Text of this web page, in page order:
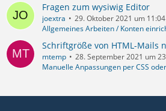
Fragen zum wysiwig Editor
joextra
29. Oktober 2021 um 11:04
Allgemeines Arbeiten / Konten
Schriftgröße von HTML-Mails
mtemp
28. September 2021 um
Manuelle Anpassungen per CSS